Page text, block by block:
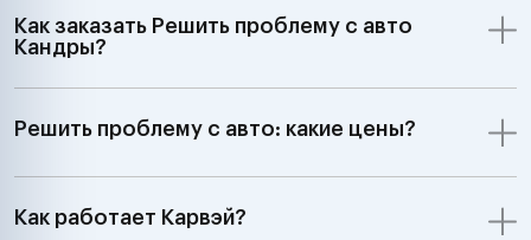
Как заказать Решить проблему с авто
Кандры?
Решить проблему с авто: какие цены?
Как работает Карвэй?